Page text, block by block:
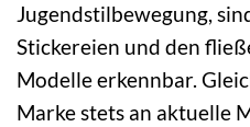
Jugendstilbewegung,
Stickereien und den
Modelle erkennbar.
Marke stets an aktuelle